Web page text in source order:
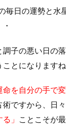
毎日の運勢と
子の悪い日の
とになりますね
命を自分の手で
術ですから、日
」 ことこそが